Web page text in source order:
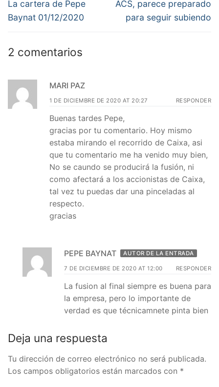
de
entradas
Entrada
anterior:
La cartera de Pepe
Baynat 01/12/2020
Entrada
siguiente:
ACS, parece preparado
para seguir subiendo
2 comentarios
MARI PAZ
1 DE DICIEMBRE DE 2020 AT 20:27 RESPONDER
Buenas tardes Pepe,
gracias por tu comentario. Hoy mismo
estaba mirando el recorrido de Caixa, asi
que tu comentario me ha venido muy bien,
No se caundo se producirá la fusión, ni
como afectará a los accionistas de Caixa,
tal vez tu puedas dar una pinceladas al
respecto.
gracias
PEPE BAYNAT AUTOR DE LA ENTRADA
7 DE DICIEMBRE DE 2020 AT 12:00 RESPONDER
La fusion al final siempre es buena para
la empresa, pero lo importante de
verdad es que técnicamnete pinta bien
Deja una respuesta
Tu dirección de correo electrónico no será publicada.
Los campos obligatorios están marcados con *